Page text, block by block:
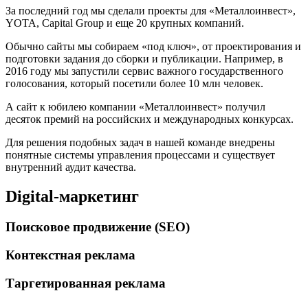
За последний год мы сделали проекты для «Металлоинвест»,
YOTA, Capital Group и еще 20 крупных компаний.
Обычно сайты мы собираем «под ключ», от проектирования и
подготовки задания до сборки и публикации. Например, в
2016 году мы запустили сервис важного государственного
голосования, который посетили более 10 млн человек.
А сайт к юбилею компании «Металлоинвест» получил
десяток премий на российских и международных конкурсах.
Для решения подобных задач в нашей команде внедрены
понятные системы управления процессами и существует
внутренний аудит качества.
Digital-маркетинг
Поисковое продвижение (SEO)
Контекстная реклама
Таргетированная реклама